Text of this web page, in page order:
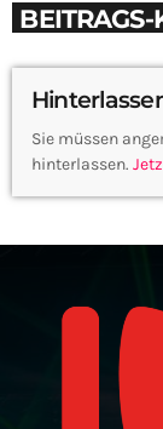
Sie müssen
hinterlassen.